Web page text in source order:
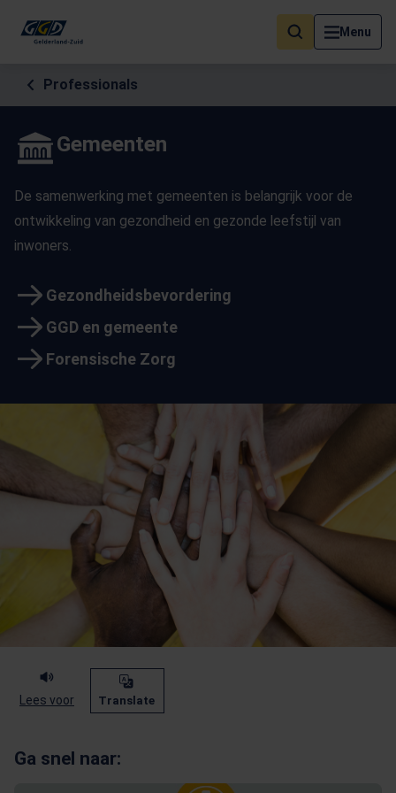
Menu
Als de resultaten voor automatisch aanvullen beschikbaar zijn,
Professionals
Gemeenten
De samenwerking met gemeenten is belangrijk voor de
ontwikkeling van gezondheid en gezonde leefstijl van
inwoners.
Gezondheidsbevordering
GGD en gemeente
Forensische Zorg
Lees voor Translate
Ga snel naar: